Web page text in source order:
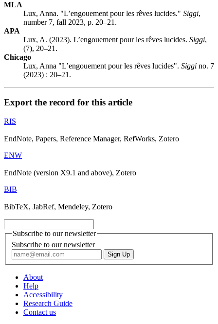
MLA
Lux, Anna. "L’engouement pour les rêves lucides." Siggi,
number 7, fall 2023, p. 20–21.
APA
Lux, A. (2023). L’engouement pour les rêves lucides. Siggi,
(7), 20–21.
Chicago
Lux, Anna "L’engouement pour les rêves lucides". Siggi no. 7
(2023) : 20–21.
Export the record for this article
RIS
EndNote, Papers, Reference Manager, RefWorks, Zotero
ENW
EndNote (version X9.1 and above), Zotero
BIB
BibTeX, JabRef, Mendeley, Zotero
Subscribe to our newsletter
Subscribe to our newsletter
About
Help
Accessibility
Research Guide
Contact us